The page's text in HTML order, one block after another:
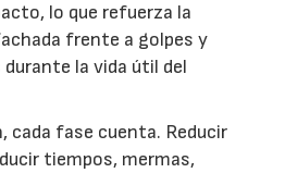
lo que refuerza la
frente a golpes y
la vida útil del
cada fase cuenta. Reducir
tiempos, mermas,